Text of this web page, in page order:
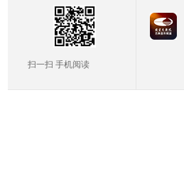
扫一扫 手机阅读